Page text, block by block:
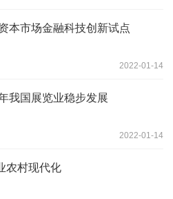
本市场金融科技创新试点
2022-01-14
我国展览业稳步发展
2022-01-14
农村现代化